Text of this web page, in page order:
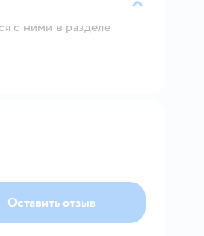
с ними в разделе
Оставить отзыв